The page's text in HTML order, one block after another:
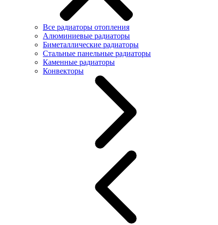
Все радиаторы отопления
Алюминиевые радиаторы
Биметаллические радиаторы
Стальные панельные радиаторы
Каменные радиаторы
Конвекторы